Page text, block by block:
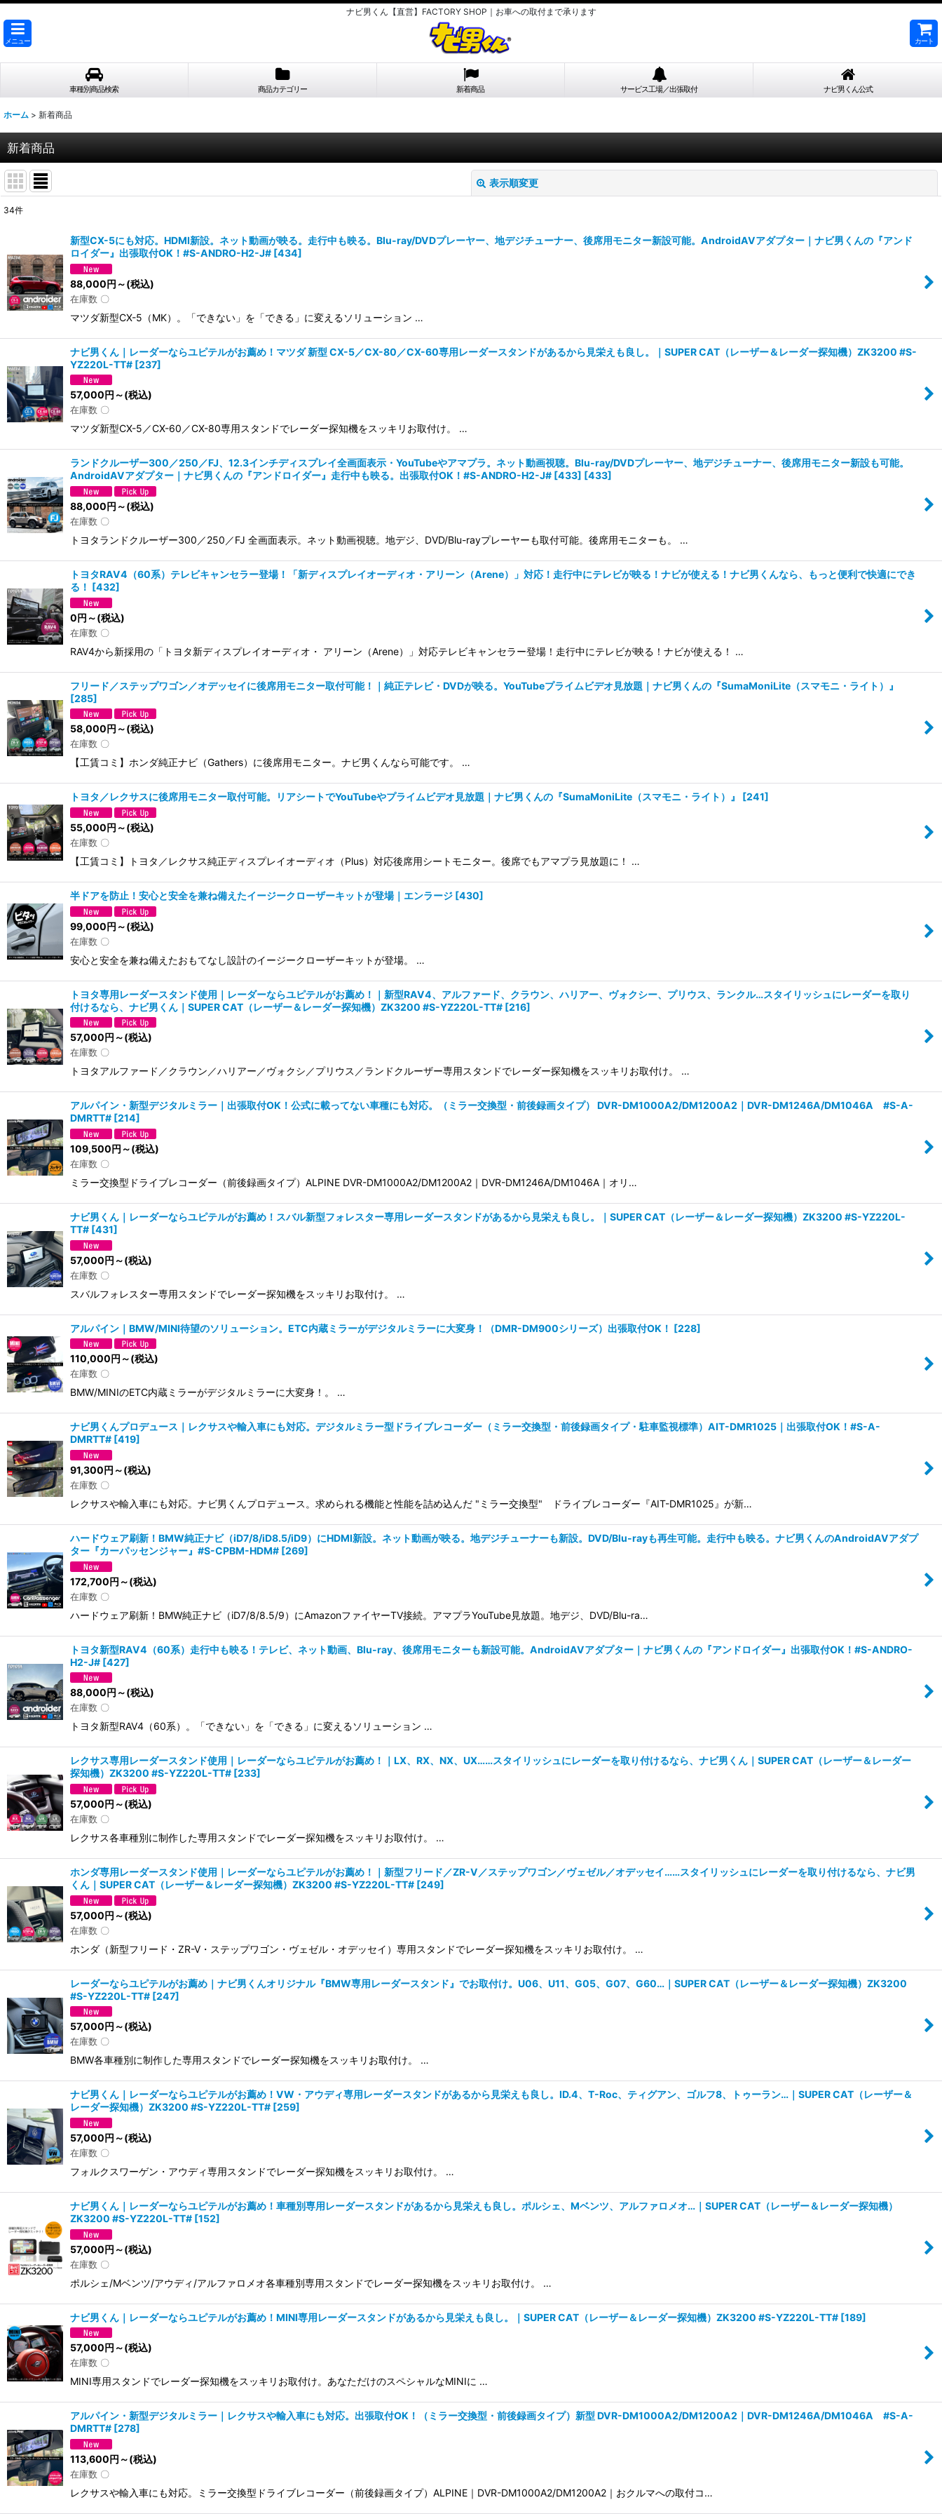
ナビ男くん【直営】FACTORY SHOP｜お車への取付まで承ります
メニュー カート
車種別商品検索 商品カテゴリー 新着商品 サービス工場／出張取付 ナビ男くん公式
ホーム > 新着商品
新着商品
表示順変更
並び順:
34件
新型CX-5にも対応。HDMI新設。ネット動画が映る。走行中も映る。Blu-ray/DVDプレーヤー、地デジチューナー、後席用モニター新設可能。AndroidAVアダプター｜ナビ男くんの『アンド
ロイダー』出張取付OK！#S-ANDRO-H2-J# [434]
88,000円 ～(税込)
在庫数 〇
マツダ新型CX-5（MK）。「できない」を「できる」に変えるソリューション …
ナビ男くん｜レーダーならユピテルがお薦め！マツダ 新型 CX-5／CX-80／CX-60専用レーダースタンドがあるから見栄えも良し。｜SUPER CAT（レーザー＆レーダー探知機）ZK3200 #S-
YZ220L-TT# [237]
57,000円 ～(税込)
在庫数 〇
マツダ新型CX-5／CX-60／CX-80専用スタンドでレーダー探知機をスッキリお取付け。 …
ランドクルーザー300／250／FJ、12.3インチディスプレイ全画面表示・YouTubeやアマプラ。ネット動画視聴。Blu-ray/DVDプレーヤー、地デジチューナー、後席用モニター新設も可能。
AndroidAVアダプター｜ナビ男くんの『アンドロイダー』走行中も映る。出張取付OK！#S-ANDRO-H2-J# [433] [433]
88,000円 ～(税込)
在庫数 〇
トヨタランドクルーザー300／250／FJ 全画面表示。ネット動画視聴。地デジ、DVD/Blu-rayプレーヤーも取付可能。後席用モニターも。 …
トヨタRAV4（60系）テレビキャンセラー登場！「新ディスプレイオーディオ・アリーン（Arene）」対応！走行中にテレビが映る！ナビが使える！ナビ男くんなら、もっと便利で快適にでき
る！ [432]
0円 ～(税込)
在庫数 〇
RAV4から新採用の「トヨタ新ディスプレイオーディオ・ アリーン（Arene）」対応テレビキャンセラー登場！走行中にテレビが映る！ナビが使える！ …
フリード／ステップワゴン／オデッセイに後席用モニター取付可能！｜純正テレビ・DVDが映る。YouTubeプライムビデオ見放題｜ナビ男くんの『SumaMoniLite（スマモニ・ライト）』
[285]
58,000円 ～(税込)
在庫数 〇
【工賃コミ】ホンダ純正ナビ（Gathers）に後席用モニター。ナビ男くんなら可能です。 …
トヨタ／レクサスに後席用モニター取付可能。リアシートでYouTubeやプライムビデオ見放題｜ナビ男くんの『SumaMoniLite（スマモニ・ライト）』 [241]
55,000円 ～(税込)
在庫数 〇
【工賃コミ】トヨタ／レクサス純正ディスプレイオーディオ（Plus）対応後席用シートモニター。後席でもアマプラ見放題に！ …
半ドアを防止！安心と安全を兼ね備えたイージークローザーキットが登場｜エンラージ [430]
99,000円 ～(税込)
在庫数 〇
安心と安全を兼ね備えたおもてなし設計のイージークローザーキットが登場。 …
トヨタ専用レーダースタンド使用｜レーダーならユピテルがお薦め！｜新型RAV4、アルファード、クラウン、ハリアー、ヴォクシー、プリウス、ランクル…スタイリッシュにレーダーを取り
付けるなら、ナビ男くん｜SUPER CAT（レーザー＆レーダー探知機）ZK3200 #S-YZ220L-TT# [216]
57,000円 ～(税込)
在庫数 〇
トヨタアルファード／クラウン／ハリアー／ヴォクシ／プリウス／ランドクルーザー専用スタンドでレーダー探知機をスッキリお取付け。 …
アルパイン・新型デジタルミラー｜出張取付OK！公式に載ってない車種にも対応。（ミラー交換型・前後録画タイプ） DVR-DM1000A2/DM1200A2｜DVR-DM1246A/DM1046A #S-A-
DMRTT# [214]
109,500円 ～(税込)
在庫数 〇
ミラー交換型ドライブレコーダー（前後録画タイプ）ALPINE DVR-DM1000A2/DM1200A2｜DVR-DM1246A/DM1046A｜オリ…
ナビ男くん｜レーダーならユピテルがお薦め！スバル新型フォレスター専用レーダースタンドがあるから見栄えも良し。｜SUPER CAT（レーザー＆レーダー探知機）ZK3200 #S-YZ220L-
TT# [431]
57,000円 ～(税込)
在庫数 〇
スバルフォレスター専用スタンドでレーダー探知機をスッキリお取付け。 …
アルパイン｜BMW/MINI待望のソリューション。ETC内蔵ミラーがデジタルミラーに大変身！（DMR-DM900シリーズ）出張取付OK！ [228]
110,000円 ～(税込)
在庫数 〇
BMW/MINIのETC内蔵ミラーがデジタルミラーに大変身！。 …
ナビ男くんプロデュース｜レクサスや輸入車にも対応。デジタルミラー型ドライブレコーダー（ミラー交換型・前後録画タイプ・駐車監視標準）AIT-DMR1025｜出張取付OK！#S-A-
DMRTT# [419]
91,300円 ～(税込)
在庫数 〇
レクサスや輸入車にも対応。ナビ男くんプロデュース。求められる機能と性能を詰め込んだ "ミラー交換型" ドライブレコーダー『AIT-DMR1025』が新…
ハードウェア刷新！BMW純正ナビ（iD7/8/iD8.5/iD9）にHDMI新設。ネット動画が映る。地デジチューナーも新設。DVD/Blu-rayも再生可能。走行中も映る。ナビ男くんのAndroidAVアダプ
ター『カーパッセンジャー』#S-CPBM-HDM# [269]
172,700円 ～(税込)
在庫数 〇
ハードウェア刷新！BMW純正ナビ（iD7/8/8.5/9）にAmazonファイヤーTV接続。アマプラYouTube見放題。地デジ、DVD/Blu-ra…
トヨタ新型RAV4（60系）走行中も映る！テレビ、ネット動画、Blu-ray、後席用モニターも新設可能。AndroidAVアダプター｜ナビ男くんの『アンドロイダー』出張取付OK！#S-ANDRO-
H2-J# [427]
88,000円 ～(税込)
在庫数 〇
トヨタ新型RAV4（60系）。「できない」を「できる」に変えるソリューション …
レクサス専用レーダースタンド使用｜レーダーならユピテルがお薦め！｜LX、RX、NX、UX……スタイリッシュにレーダーを取り付けるなら、ナビ男くん｜SUPER CAT（レーザー＆レーダー
探知機）ZK3200 #S-YZ220L-TT# [233]
57,000円 ～(税込)
在庫数 〇
レクサス各車種別に制作した専用スタンドでレーダー探知機をスッキリお取付け。 …
ホンダ専用レーダースタンド使用｜レーダーならユピテルがお薦め！｜新型フリード／ZR-V／ステップワゴン／ヴェゼル／オデッセイ……スタイリッシュにレーダーを取り付けるなら、ナビ男
くん｜SUPER CAT（レーザー＆レーダー探知機）ZK3200 #S-YZ220L-TT# [249]
57,000円 ～(税込)
在庫数 〇
ホンダ（新型フリード・ZR-V・ステップワゴン・ヴェゼル・オデッセイ）専用スタンドでレーダー探知機をスッキリお取付け。 …
レーダーならユピテルがお薦め｜ナビ男くんオリジナル『BMW専用レーダースタンド』でお取付け。U06、U11、G05、G07、G60…｜SUPER CAT（レーザー＆レーダー探知機）ZK3200
#S-YZ220L-TT# [247]
57,000円 ～(税込)
在庫数 〇
BMW各車種別に制作した専用スタンドでレーダー探知機をスッキリお取付け。 …
ナビ男くん｜レーダーならユピテルがお薦め！VW・アウディ専用レーダースタンドがあるから見栄えも良し。ID.4、T-Roc、ティグアン、ゴルフ8、トゥーラン…｜SUPER CAT（レーザー＆
レーダー探知機）ZK3200 #S-YZ220L-TT# [259]
57,000円 ～(税込)
在庫数 〇
フォルクスワーゲン・アウディ専用スタンドでレーダー探知機をスッキリお取付け。 …
ナビ男くん｜レーダーならユピテルがお薦め！車種別専用レーダースタンドがあるから見栄えも良し。ポルシェ、Mベンツ、アルファロメオ…｜SUPER CAT（レーザー＆レーダー探知機）
ZK3200 #S-YZ220L-TT# [152]
57,000円 ～(税込)
在庫数 〇
ポルシェ/Mベンツ/アウディ/アルファロメオ各車種別専用スタンドでレーダー探知機をスッキリお取付け。 …
ナビ男くん｜レーダーならユピテルがお薦め！MINI専用レーダースタンドがあるから見栄えも良し。｜SUPER CAT（レーザー＆レーダー探知機）ZK3200 #S-YZ220L-TT# [189]
57,000円 ～(税込)
在庫数 〇
MINI専用スタンドでレーダー探知機をスッキリお取付け。あなただけのスペシャルなMINIに …
アルパイン・新型デジタルミラー｜レクサスや輸入車にも対応。出張取付OK！（ミラー交換型・前後録画タイプ）新型 DVR-DM1000A2/DM1200A2｜DVR-DM1246A/DM1046A #S-A-
DMRTT# [278]
113,600円 ～(税込)
在庫数 〇
レクサスや輸入車にも対応。ミラー交換型ドライブレコーダー（前後録画タイプ）ALPINE｜DVR-DM1000A2/DM1200A2｜おクルマへの取付コ…